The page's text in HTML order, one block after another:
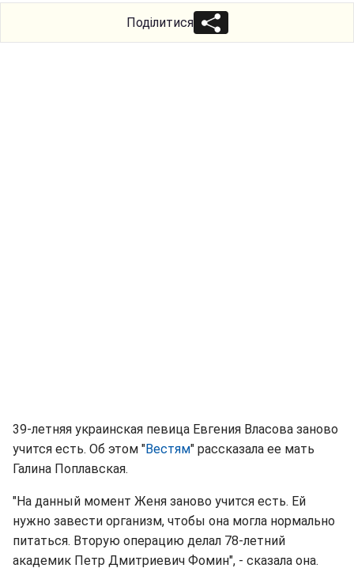
Поділитися
39-летняя украинская певица Евгения Власова заново
учится есть. Об этом "Вестям" рассказала ее мать
Галина Поплавская.
"На данный момент Женя заново учится есть. Ей
нужно завести организм, чтобы она могла нормально
питаться. Вторую операцию делал 78-летний
академик Петр Дмитриевич Фомин", - сказала она.